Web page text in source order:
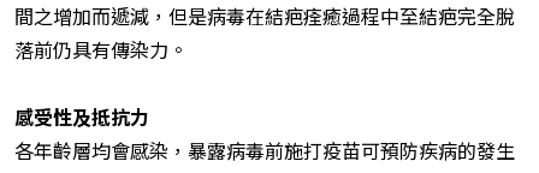
間之增加而遞減，但是病毒在結疤痊癒過程中至結疤完全脫
落前仍具有傳染力。
感受性及抵抗力
各年齡層均會感染，暴露病毒前施打疫苗可預防疾病的發生